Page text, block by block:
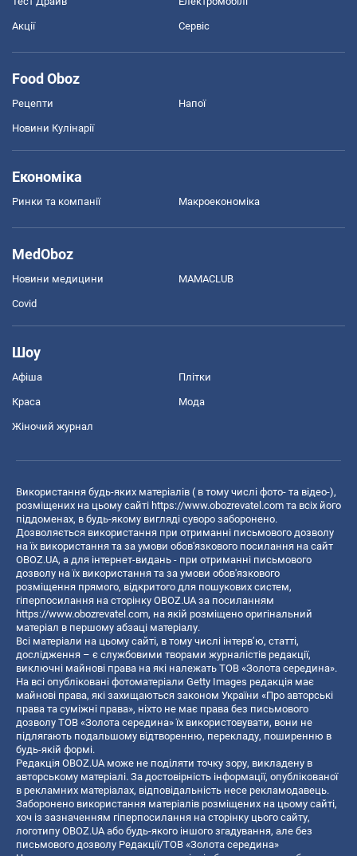
Акції Сервіс
Food Oboz
Рецепти Напої
Новини Кулінарії
Економіка
Ринки та компанії Макроекономіка
MedOboz
Новини медицини MAMACLUB
Covid
Шоу
Афіша Плітки
Краса Мода
Жіночий журнал
Використання будь-яких матеріалів ( в тому числі фото- та відео-),
розміщених на цьому сайті https://www.obozrevatel.com та всіх його
піддоменах, в будь-якому вигляді суворо заборонено.
Дозволяється використання при отриманні письмового дозволу
на їх використання та за умови обов'язкового посилання на сайт
OBOZ.UA, а для інтернет-видань - при отриманні письмового
дозволу на їх використання та за умови обов'язкового
розміщення прямого, відкритого для пошукових систем,
гіперпосилання на сторінку OBOZ.UA за посиланням
https://www.obozrevatel.com, на якій розміщено оригінальний
матеріал в першому абзаці матеріалу.
Всі матеріали на цьому сайті, в тому числі інтерв’ю, статті,
дослідження – є службовими творами журналістів редакції,
виключні майнові права на які належать ТОВ «Золота середина».
На всі опубліковані фотоматеріали Getty Images редакція має
майнові права, які захищаються законом України «Про авторські
права та суміжні права», ніхто не має права без письмового
дозволу ТОВ «Золота середина» їх використовувати, вони не
підлягають подальшому відтворенню, перекладу, поширенню в
будь-якій формі.
Редакція OBOZ.UA може не поділяти точку зору, викладену в
авторському матеріалі. За достовірність інформації, опублікованої
в рекламних матеріалах, відповідальність несе рекламодавець.
Заборонено використання матеріалів розміщених на цьому сайті,
хоч із зазначенням гіперпосилання на сторінку цього сайту,
логотипу OBOZ.UA або будь-якого іншого згадування, але без
письмового дозволу Редакції/ТОВ «Золота середина»